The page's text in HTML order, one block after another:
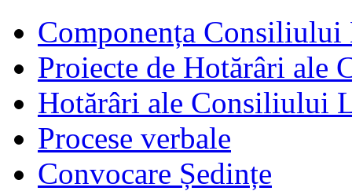
Componența Consiliului
Proiecte de Hotărâri ale
Hotărâri ale Consiliului
Procese verbale
Convocare Ședințe